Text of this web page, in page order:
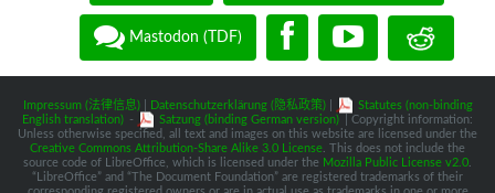
Mastodon (TDF)
Impressum (法律信息)| Datenschutzerklärung (隐私政策)|
Statutes (non-binding
English translation) - Satzung (binding German version)
| Copyright information:
Unless otherwise specified, all text and images on this website are licensed under the
Creative Commons Attribution-Share Alike 3.0 License . This does not include the
source code of LibreOffice, which is licensed under the Mozilla Public License v2.0
“LibreOffice” and “The Document Foundation” are registered trademarks of their